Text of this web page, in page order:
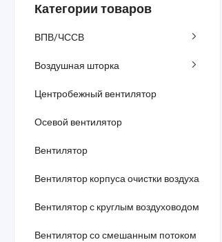
Категории товаров
ВПВ/ЧССВ
Воздушная шторка
Центробежный вентилятор
Осевой вентилятор
Вентилятор
Вентилятор корпуса очистки воздуха
Вентилятор с круглым воздуховодом
Вентилятор со смешанным потоком